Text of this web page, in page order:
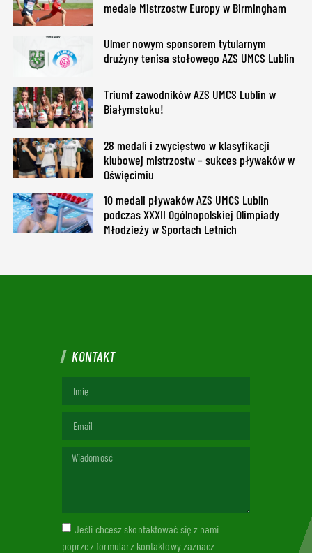
medale Mistrzostw Europy w Birmingham
Ulmer nowym sponsorem tytularnym
drużyny tenisa stołowego AZS UMCS Lublin
Triumf zawodników AZS UMCS Lublin w
Białymstoku!
28 medali i zwycięstwo w klasyfikacji
klubowej mistrzostw – sukces pływaków w
Oświęcimiu
10 medali pływaków AZS UMCS Lublin
podczas XXXII Ogólnopolskiej Olimpiady
Młodzieży w Sportach Letnich
KONTAKT
Jeśli chcesz skontaktować się z nami
poprzez formularz kontaktowy zaznacz